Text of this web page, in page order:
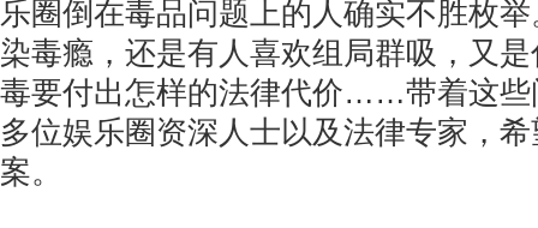
乐圈倒在毒品问题上的人确实不胜枚
染毒瘾，还是有人喜欢组局群吸，又
毒要付出怎样的法律代价……带着这些
多位娱乐圈资深人士以及法律专家，
案。